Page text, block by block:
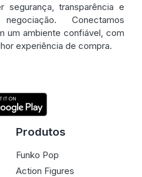
transparência e
Conectamos
um ambiente confiável, com
experiência de compra.
Produtos
Funko Pop
Action Figures